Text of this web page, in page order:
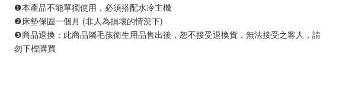
❶本產品不能單獨使用，必須搭配水冷主機
❷床墊保固一個月 (非人為損壞的情況下)
❸商品退換：此商品屬毛孩衛生用品售出後，恕不接受退換貨，無法接受之客人，請
勿下標購買